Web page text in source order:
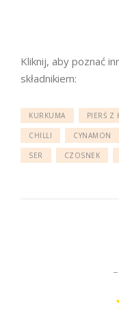
Kliknij, aby poznać
składnikiem:
KURKUMA PIERŚ Z
CHILLI CYNAMON
SER CZOSNEK